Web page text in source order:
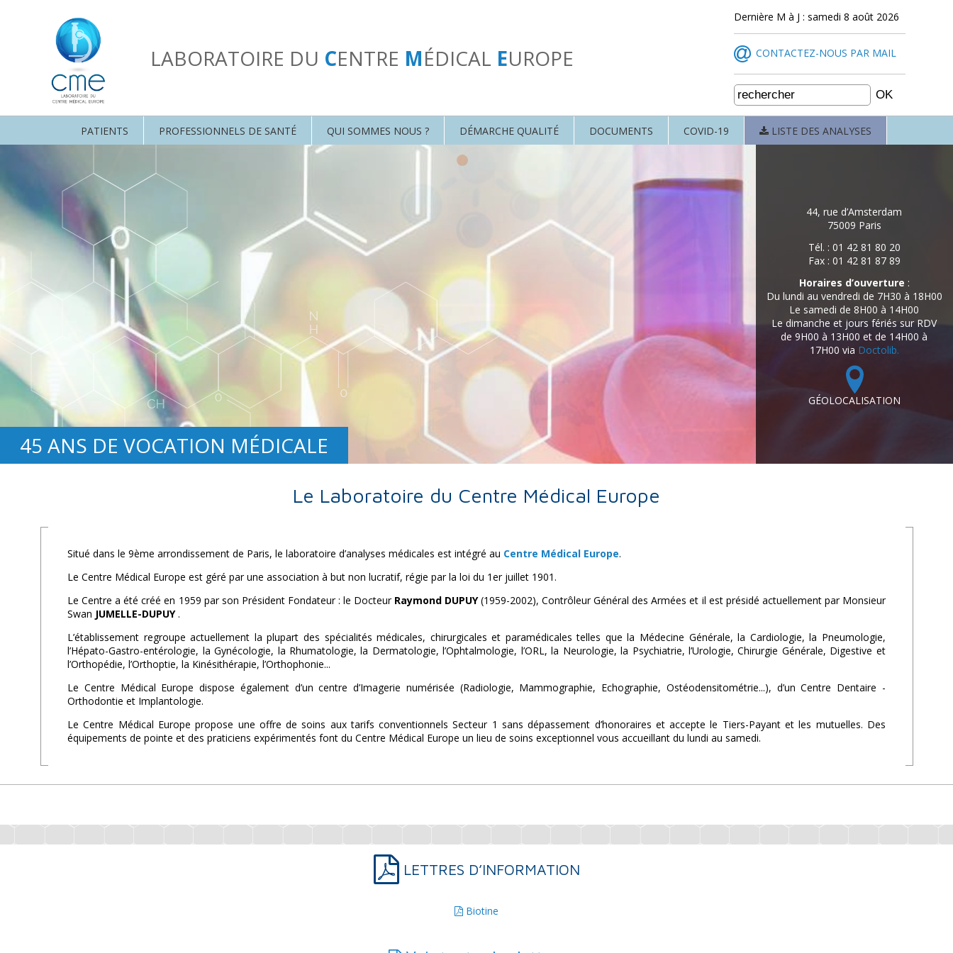
LABORATOIRE DU CENTRE MÉDICAL EUROPE
Dernière M à J : samedi 8 août 2026
CONTACTEZ-NOUS PAR MAIL
PATIENTS PROFESSIONNELS DE SANTÉ QUI SOMMES NOUS ? DÉMARCHE QUALITÉ DOCUMENTS COVID-19 LISTE DES ANALYSES
44, rue d’Amsterdam
75009 Paris
Tél. : 01 42 81 80 20
Fax : 01 42 81 87 89
Horaires d’ouverture :
Du lundi au vendredi de 7H30 à 18H00
Le samedi de 8H00 à 14H00
Le dimanche et jours fériés sur RDV
de 9H00 à 13H00 et de 14H00 à
17H00 via Doctolib.
GÉOLOCALISATION
45 ANS DE VOCATION MÉDICALE
Le Laboratoire du Centre Médical Europe
Situé dans le 9ème arrondissement de Paris, le laboratoire d’analyses médicales est intégré au Centre Médical Europe.
Le Centre Médical Europe est géré par une association à but non lucratif, régie par la loi du 1er juillet 1901.
Le Centre a été créé en 1959 par son Président Fondateur : le Docteur Raymond DUPUY(1959-2002), Contrôleur Général des Armées et il est présidé actuellement par Monsieur
Swan JUMELLE-DUPUY .
L’établissement regroupe actuellement la plupart des spécialités médicales, chirurgicales et paramédicales telles que la Médecine Générale, la Cardiologie, la Pneumologie,
l’Hépato-Gastro-entérologie, la Gynécologie, la Rhumatologie, la Dermatologie, l’Ophtalmologie, l’ORL, la Neurologie, la Psychiatrie, l’Urologie, Chirurgie Générale, Digestive et
l’Orthopédie, l’Orthoptie, la Kinésithérapie, l’Orthophonie...
Le Centre Médical Europe dispose également d’un centre d’Imagerie numérisée (Radiologie, Mammographie, Echographie, Ostéodensitométrie...), d’un Centre Dentaire -
Orthodontie et Implantologie.
Le Centre Médical Europe propose une offre de soins aux tarifs conventionnels Secteur 1 sans dépassement d’honoraires et accepte le Tiers-Payant et les mutuelles. Des
équipements de pointe et des praticiens expérimentés font du Centre Médical Europe un lieu de soins exceptionnel vous accueillant du lundi au samedi.
LETTRES D’INFORMATION
Biotine